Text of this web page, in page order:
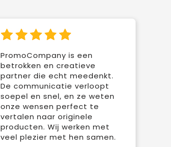
PromoCompany is een
betrokken en creatieve
partner die echt meedenkt.
De communicatie verloopt
soepel en snel, en ze weten
onze wensen perfect te
vertalen naar originele
producten. Wij werken met
veel plezier met hen samen.